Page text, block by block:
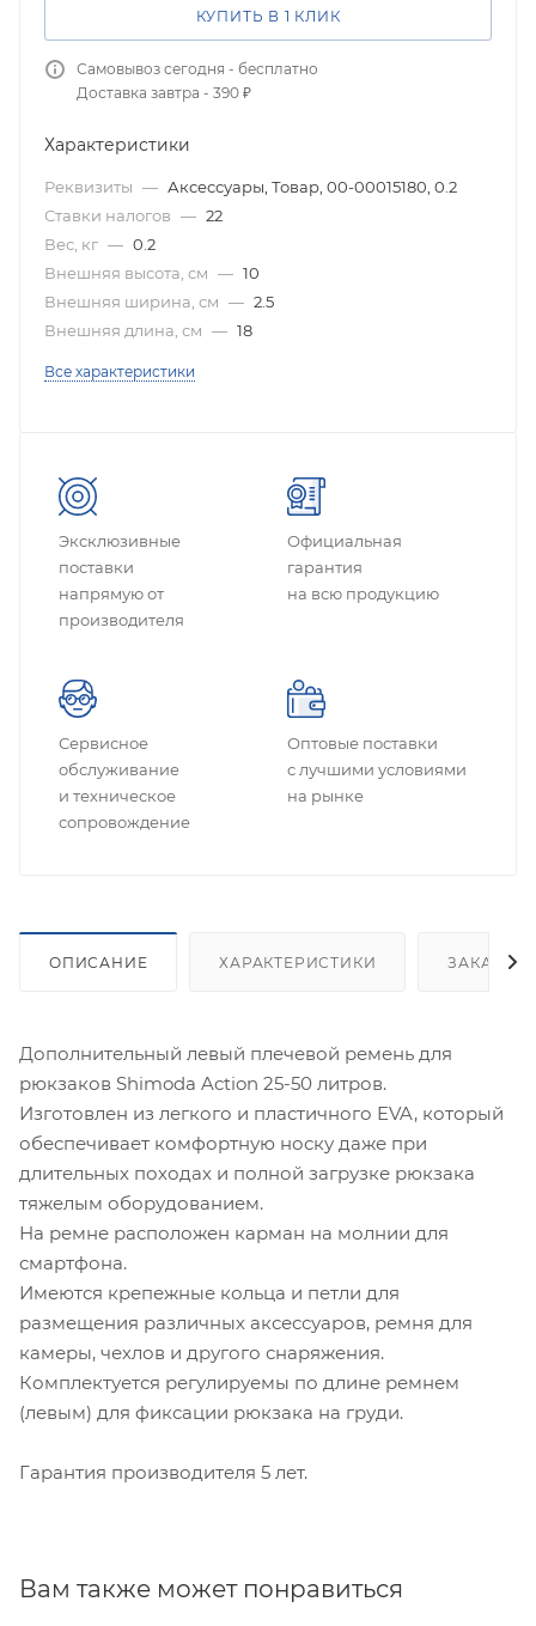
КУПИТЬ В 1 КЛИК
Самовывоз сегодня - бесплатно
Доставка завтра - 390 ₽
Характеристики
Реквизиты — Аксессуары, Товар, 00-00015180, 0.2
Ставки налогов — 22
Вес, кг — 0.2
Внешняя высота, см — 10
Внешняя ширина, см — 2.5
Внешняя длина, см — 18
Все характеристики
Эксклюзивные
поставки
напрямую от
производителя
Официальная
гарантия
на всю продукцию
Сервисное
обслуживание
и техническое
сопровождение
Оптовые поставки
с лучшими условиями
на рынке
ОПИСАНИЕ ХАРАКТЕРИСТИКИ
Дополнительный левый плечевой ремень для
рюкзаков Shimoda Action 25-50 литров.
Изготовлен из легкого и пластичного EVA, который
обеспечивает комфортную носку даже при
длительных походах и полной загрузке рюкзака
тяжелым оборудованием.
На ремне расположен карман на молнии для
смартфона.
Имеются крепежные кольца и петли для
размещения различных аксессуаров, ремня для
камеры, чехлов и другого снаряжения.
Комплектуется регулируемы по длине ремнем
(левым) для фиксации рюкзака на груди.
Гарантия производителя 5 лет.
Вам также может понравиться